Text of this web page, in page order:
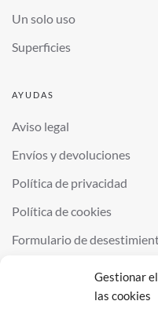
Gestionar
las cookies
Un solo uso
Superficies
AYUDAS
Aviso legal
Envíos y devoluciones
Política de privacidad
Política de cookies
Formulario de
QUIMINOR SL. ALL